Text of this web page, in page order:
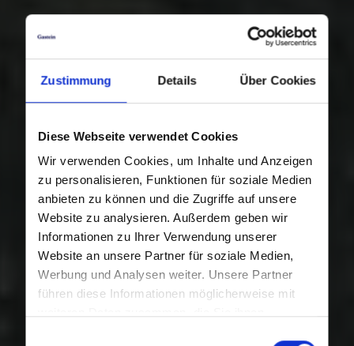
Zustimmung Details Über Cookies
Diese Webseite verwendet Cookies
Wir verwenden Cookies, um Inhalte und Anzeigen
zu personalisieren, Funktionen für soziale Medien
anbieten zu können und die Zugriffe auf unsere
Website zu analysieren. Außerdem geben wir
Informationen zu Ihrer Verwendung unserer
Website an unsere Partner für soziale Medien,
Werbung und Analysen weiter. Unsere Partner
führen diese Informationen möglicherweise mit